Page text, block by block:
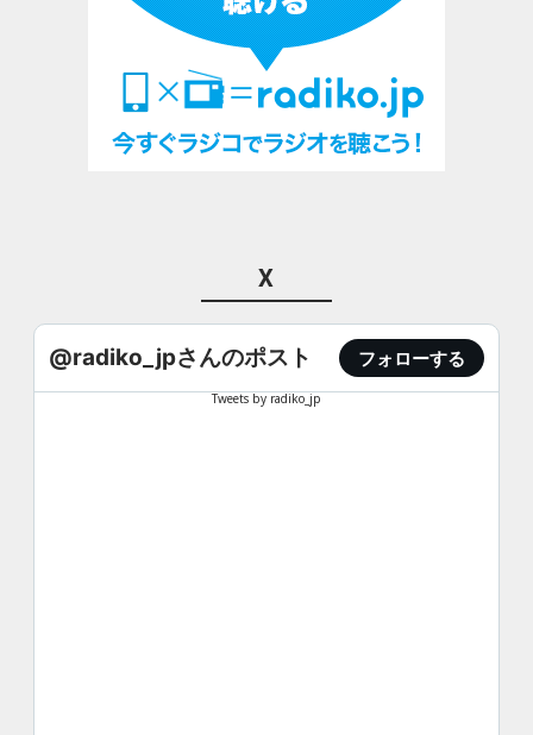
X
@radiko_jpさんのポスト フォローする
Tweets by radiko_jp